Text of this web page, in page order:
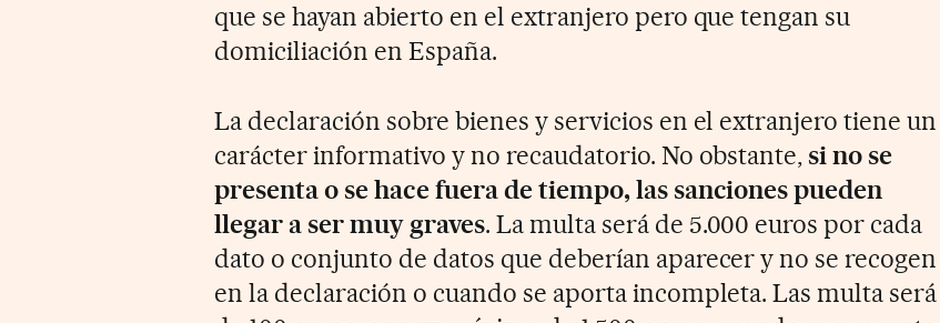
que se hayan abierto en el extranjero pero que tengan su
domiciliación en España.
La declaración sobre bienes y servicios en el extranjero tiene un
carácter informativo y no recaudatorio. No obstante,si no se
presenta o se hace fuera de tiempo, las sanciones pueden
llegar a ser muy graves. La multa será de 5.000 euros por cada
dato o conjunto de datos que deberían aparecer y no se recogen
en la declaración o cuando se aporta incompleta. Las multa será